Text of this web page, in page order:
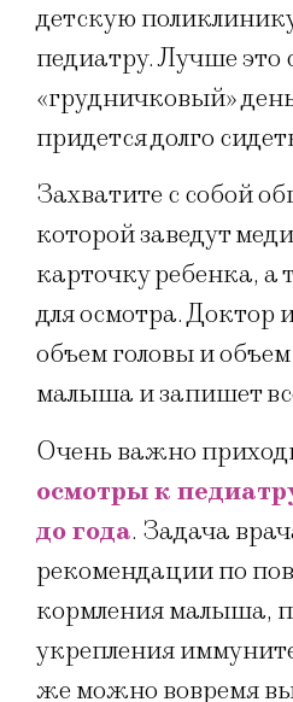
детскую
педиатру. Лучше это
«грудничковый»
придется долго
Захватите с собой
которой заведут
карточку ребенка, а
для осмотра. Доктор
объем головы и
малыша и запишет
Очень важно
осмотры к
до года. Задача
рекомендации по
кормления малыша,
укрепления
же можно вовремя